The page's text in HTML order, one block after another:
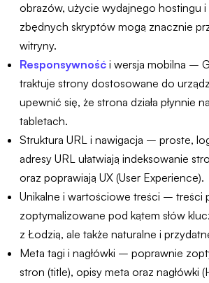
obrazów, użycie wydajnego hostingu i
zbędnych skryptów mogą znacznie
witryny.
Responsywność i wersja mobilna –
traktuje strony dostosowane do
upewnić się, że strona działa płynnie
tabletach.
Struktura URL i nawigacja – proste,
adresy URL ułatwiają indeksowanie
oraz poprawiają UX (User Experience).
Unikalne i wartościowe treści – treści
zoptymalizowane pod kątem słów
z Łodzią, ale także naturalne i
Meta tagi i nagłówki – poprawnie
stron (title), opisy meta oraz nagłówki